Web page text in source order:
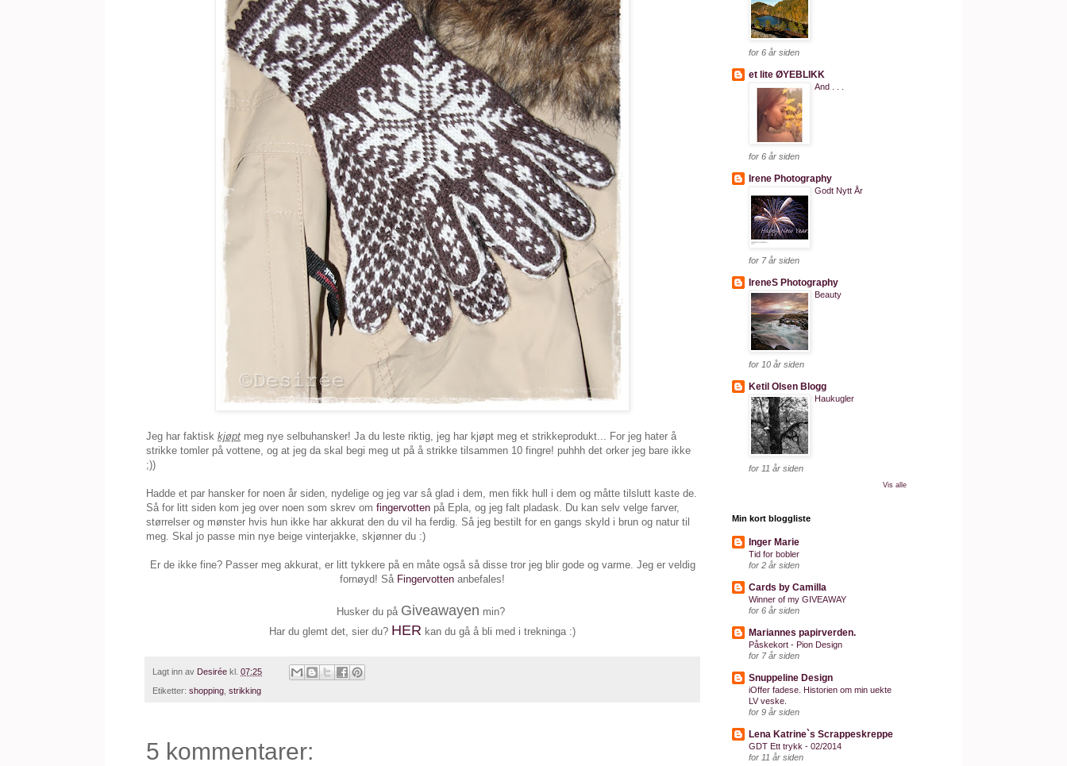
Jeg har faktisk kjøpt meg nye selbuhansker! Ja du leste riktig, jeg har kjøpt meg et strikkeprodukt... For jeg hater å
strikke tomler på vottene, og at jeg da skal begi meg ut på å strikke tilsammen 10 fingre! puhhh det orker jeg bare ikke
;))
Hadde et par hansker for noen år siden, nydelige og jeg var så glad i dem, men fikk hull i dem og måtte tilslutt kaste de.
Så for litt siden kom jeg over noen som skrev om fingervotten på Epla, og jeg falt pladask. Du kan selv velge farver,
størrelser og mønster hvis hun ikke har akkurat den du vil ha ferdig. Så jeg bestilt for en gangs skyld i brun og natur til
meg. Skal jo passe min nye beige vinterjakke, skjønner du :)
Er de ikke fine? Passer meg akkurat, er litt tykkere på en måte også så disse tror jeg blir gode og varme. Jeg er veldig
fornøyd! Så Fingervotten anbefales!
Husker du på Giveawayen min?
Har du glemt det, sier du? HER kan du gå å bli med i trekninga :)
Lagt inn av Desirée kl. 07:25
Etiketter: shopping, strikking
5 kommentarer:
for 6 år siden
et lite ØYEBLIKK
And . . .
for 6 år siden
Irene Photography
Godt Nytt År
for 7 år siden
IreneS Photography
Beauty
for 10 år siden
Ketil Olsen Blogg
Haukugler
for 11 år siden
Vis alle
Min kort bloggliste
Inger Marie
Tid for bobler
for 2 år siden
Cards by Camilla
Winner of my GIVEAWAY
for 6 år siden
Mariannes papirverden.
Påskekort - Pion Design
for 7 år siden
Snuppeline Design
iOffer fadese. Historien om min uekte
LV veske.
for 9 år siden
Lena Katrine`s Scrappeskreppe
GDT Ett trykk - 02/2014
for 11 år siden